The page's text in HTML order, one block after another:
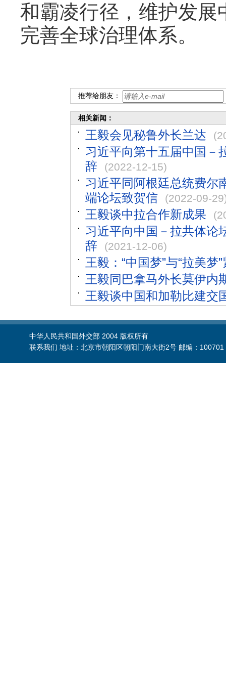
和霸凌行径，维护发
完善全球治理体系。
推荐给朋友：
相关新闻：
王毅会见秘鲁外长兰达
习近平向第十五届中国－
辞
(2022-12-15)
习近平同阿根廷总统费尔
端论坛致贺信
(2022-09-
王毅谈中拉合作新成果
习近平向中国－拉共体论
辞
(2021-12-06)
王毅：“中国梦”与“拉美梦
王毅同巴拿马外长莫伊内
王毅谈中国和加勒比建交
中华人民共和国外交部 2004 版权所有
联系我们 地址：北京市朝阳区朝阳门南大街2号 邮编：